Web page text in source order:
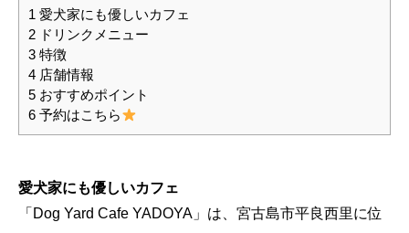
1 愛犬家にも優しいカフェ
2 ドリンクメニュー
3 特徴
4 店舗情報
5 おすすめポイント
6 予約はこちら
愛犬家にも優しいカフェ
「Dog Yard Cafe YADOYA」は、宮古島市平良西里に位